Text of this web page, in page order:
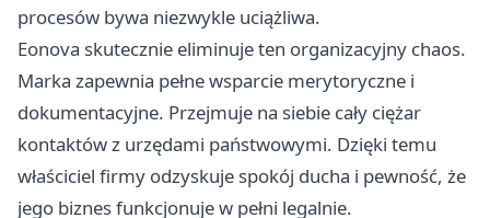
procesów bywa niezwykle uciążliwa.
Eonova skutecznie eliminuje ten organizacyjny chaos.
Marka zapewnia pełne wsparcie merytoryczne i
dokumentacyjne. Przejmuje na siebie cały ciężar
kontaktów z urzędami państwowymi. Dzięki temu
właściciel firmy odzyskuje spokój ducha i pewność, że
jego biznes funkcjonuje w pełni legalnie.